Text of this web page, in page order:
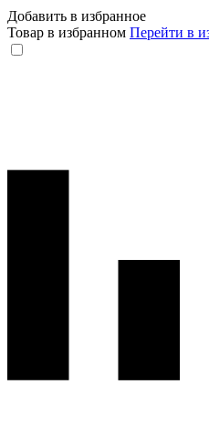
Добавить в избранное
Товар в избранном Перейти в